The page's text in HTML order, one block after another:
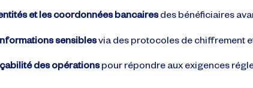
et les coordonnées bancairesdes bénéficiaires
sensiblesvia des protocoles de chiffrement
des opérationspour répondre aux exigences